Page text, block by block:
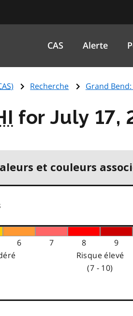
CAS Alerte
) Recherche Grand Bend:
for July 17,
et couleurs
6 7 8 9
Risque élevé
(7 - 10)